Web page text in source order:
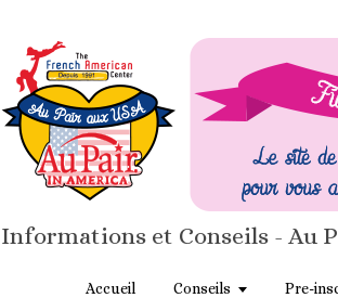
Informations et Conseils - Au
Accueil Conseils Pre-